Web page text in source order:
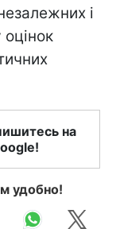
і
на
удобно!